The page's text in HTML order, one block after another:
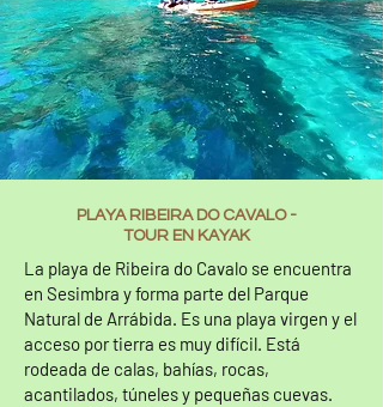
PLAYA RIBEIRA DO CAVALO -
TOUR EN KAYAK
La playa de Ribeira do Cavalo se encuentra
en Sesimbra y forma parte del Parque
Natural de Arrábida. Es una playa virgen y el
acceso por tierra es muy difícil. Está
rodeada de calas, bahías, rocas,
acantilados, túneles y pequeñas cuevas.